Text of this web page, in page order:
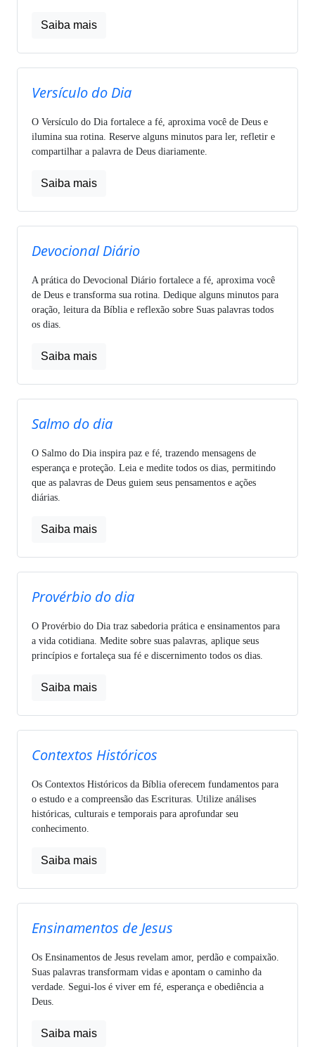
Saiba mais
Versículo do Dia
O Versículo do Dia fortalece a fé, aproxima você de Deus e
ilumina sua rotina. Reserve alguns minutos para ler, refletir e
compartilhar a palavra de Deus diariamente.
Saiba mais
Devocional Diário
A prática do Devocional Diário fortalece a fé, aproxima você
de Deus e transforma sua rotina. Dedique alguns minutos para
oração, leitura da Bíblia e reflexão sobre Suas palavras todos
os dias.
Saiba mais
Salmo do dia
O Salmo do Dia inspira paz e fé, trazendo mensagens de
esperança e proteção. Leia e medite todos os dias, permitindo
que as palavras de Deus guiem seus pensamentos e ações
diárias.
Saiba mais
Provérbio do dia
O Provérbio do Dia traz sabedoria prática e ensinamentos para
a vida cotidiana. Medite sobre suas palavras, aplique seus
princípios e fortaleça sua fé e discernimento todos os dias.
Saiba mais
Contextos Históricos
Os Contextos Históricos da Bíblia oferecem fundamentos para
o estudo e a compreensão das Escrituras. Utilize análises
históricas, culturais e temporais para aprofundar seu
conhecimento.
Saiba mais
Ensinamentos de Jesus
Os Ensinamentos de Jesus revelam amor, perdão e compaixão.
Suas palavras transformam vidas e apontam o caminho da
verdade. Segui-los é viver em fé, esperança e obediência a
Deus.
Saiba mais